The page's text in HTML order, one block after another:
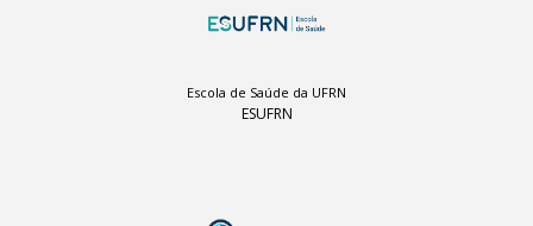
Escola de Saúde da UFRN
ESUFRN